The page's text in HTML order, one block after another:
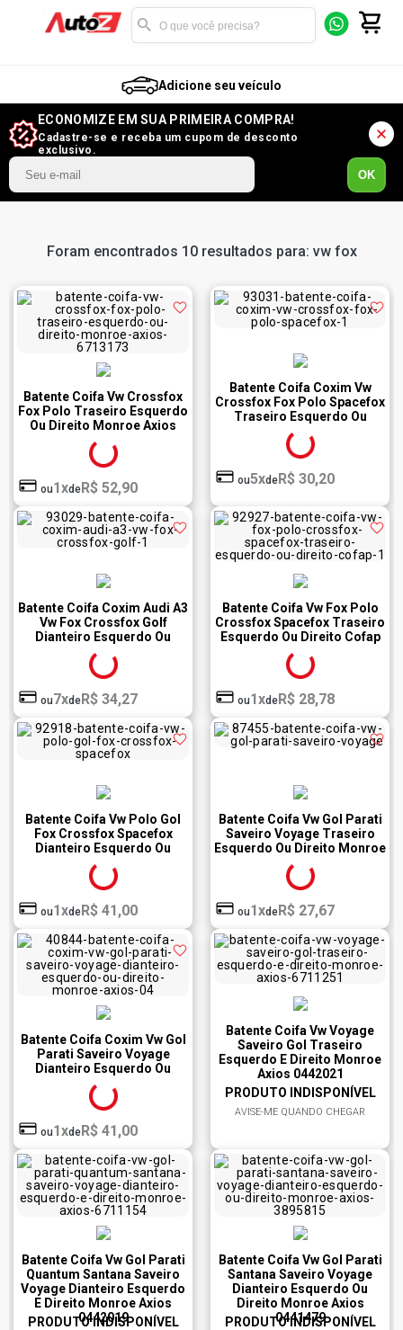
Adicione seu veículo
ECONOMIZE EM SUA PRIMEIRA COMPRA!
Cadastre-se e receba um cupom de desconto
exclusivo.
OK
Foram encontrados 10 resultados para: vw fox
Batente Coifa Vw Crossfox
Fox Polo Traseiro Esquerdo
Ou Direito Monroe Axios
0441674
ou1xdeR$ 52,90
Batente Coifa Coxim Vw
Crossfox Fox Polo Spacefox
Traseiro Esquerdo Ou
Direito Cofap Tkc01202
ou5xdeR$ 30,20
Batente Coifa Coxim Audi A3
Vw Fox Crossfox Golf
Dianteiro Esquerdo Ou
Direito Cofap Tkc01110
ou7xdeR$ 34,27
Batente Coifa Vw Fox Polo
Crossfox Spacefox Traseiro
Esquerdo Ou Direito Cofap
Ksc01209S
ou1xdeR$ 28,78
Batente Coifa Vw Polo Gol
Fox Crossfox Spacefox
Dianteiro Esquerdo Ou
Direito Cofap Ksc01105S
ou1xdeR$ 41,00
Batente Coifa Vw Gol Parati
Saveiro Voyage Traseiro
Esquerdo Ou Direito Monroe
Axios 0441481
ou1xdeR$ 27,67
Batente Coifa Coxim Vw Gol
Parati Saveiro Voyage
Dianteiro Esquerdo Ou
Direito Monroe Axios
0440830
ou1xdeR$ 41,00
Batente Coifa Vw Voyage
Saveiro Gol Traseiro
Esquerdo E Direito Monroe
Axios 0442021
PRODUTO INDISPONÍVEL
AVISE-ME QUANDO CHEGAR
Batente Coifa Vw Gol Parati
Quantum Santana Saveiro
Voyage Dianteiro Esquerdo
E Direito Monroe Axios
0442019
PRODUTO INDISPONÍVEL
Batente Coifa Vw Gol Parati
Santana Saveiro Voyage
Dianteiro Esquerdo Ou
Direito Monroe Axios
0441479
PRODUTO INDISPONÍVEL